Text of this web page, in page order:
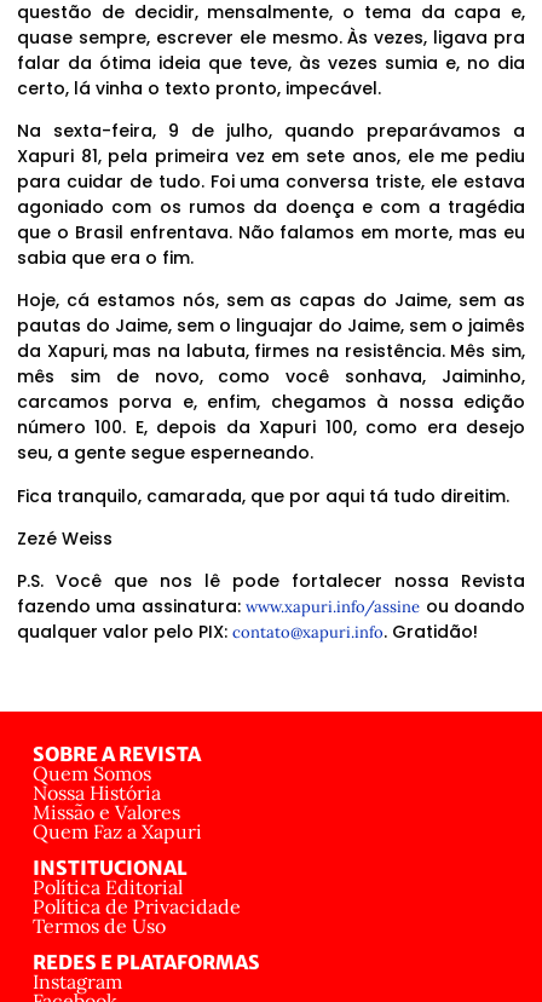
questão de decidir, mensalmente, o tema da capa e,
quase sempre, escrever ele mesmo. Às vezes, ligava pra
falar da ótima ideia que teve, às vezes sumia e, no dia
certo, lá vinha o texto pronto, impecável.
Na sexta-feira, 9 de julho, quando preparávamos a
Xapuri 81, pela primeira vez em sete anos, ele me pediu
para cuidar de tudo. Foi uma conversa triste, ele estava
agoniado com os rumos da doença e com a tragédia
que o Brasil enfrentava. Não falamos em morte, mas eu
sabia que era o fim.
Hoje, cá estamos nós, sem as capas do Jaime, sem as
pautas do Jaime, sem o linguajar do Jaime, sem o jaimês
da Xapuri, mas na labuta, firmes na resistência. Mês sim,
mês sim de novo, como você sonhava, Jaiminho,
carcamos porva e, enfim, chegamos à nossa edição
número 100. E, depois da Xapuri 100, como era desejo
seu, a gente segue esperneando.
Fica tranquilo, camarada, que por aqui tá tudo direitim.
Zezé Weiss
P.S. Você que nos lê pode fortalecer nossa Revista
fazendo uma assinatura:www.xapuri.info/assine ou doando
qualquer valor pelo PIX: contato@xapuri.info. Gratidão!
SOBRE A REVISTA
Quem Somos
Nossa História
Missão e Valores
Quem Faz a Xapuri
INSTITUCIONAL
Política Editorial
Política de Privacidade
Termos de Uso
REDES E PLATAFORMAS
Instagram